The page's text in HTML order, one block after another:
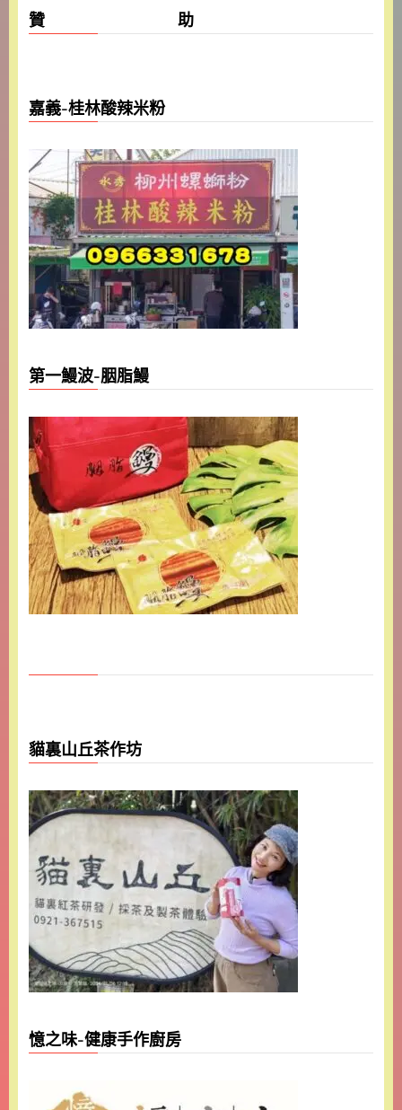
贊 助
嘉義-桂林酸辣米粉
第一鰻波-胭脂鰻
貓裏山丘茶作坊
憶之味-健康手作廚房